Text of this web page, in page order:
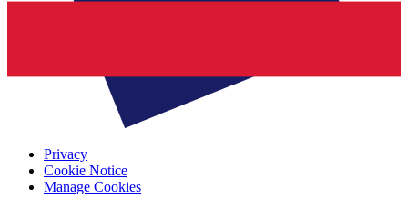
Privacy
Cookie Notice
Manage Cookies